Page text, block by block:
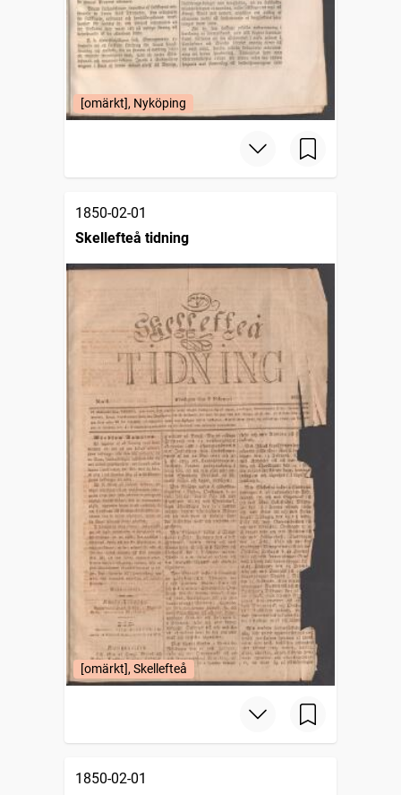
[omärkt], Nyköping
1850-02-01
Skellefteå tidning
[omärkt], Skellefteå
1850-02-01